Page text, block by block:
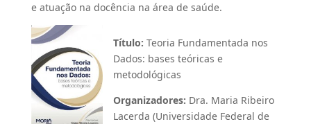
e atuação na docência na área de saúde.
Título: Teoria Fundamentada nos
Dados: bases teóricas e
metodológicas
Organizadores: Dra. Maria Ribeiro
Lacerda (Universidade Federal de